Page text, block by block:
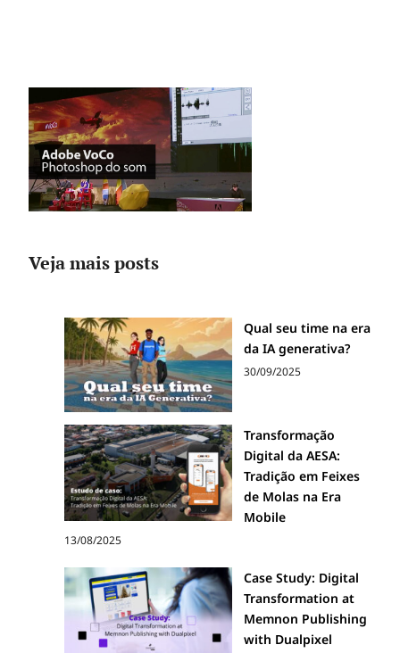
Veja mais posts
Qual seu time na era
da IA generativa?
30/09/2025
Transformação
Digital da AESA:
Tradição em Feixes
de Molas na Era
Mobile
13/08/2025
Case Study: Digital
Transformation at
Memnon Publishing
with Dualpixel